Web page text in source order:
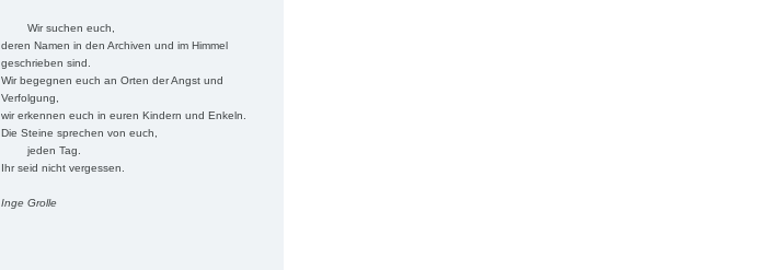
Wir suchen euch,
deren Namen in den Archiven und im Himmel
geschrieben sind.
Wir begegnen euch an Orten der Angst und
Verfolgung,
wir erkennen euch in euren Kindern und Enkeln.
Die Steine sprechen von euch,
jeden Tag.
Ihr seid nicht vergessen.
Inge Grolle